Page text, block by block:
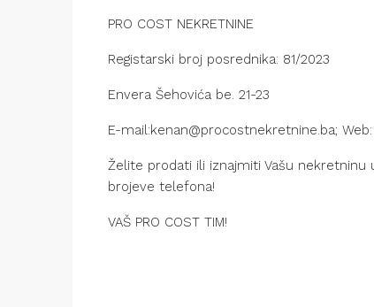
PRO COST NEKRETNINE
Registarski broj posrednika: 81/2023
Envera Šehovića be. 21-23
E-mail:kenan@procostnekretnine.ba;
Želite prodati ili iznajmiti Vašu nekretninu
brojeve telefona!
VAŠ PRO COST TIM!